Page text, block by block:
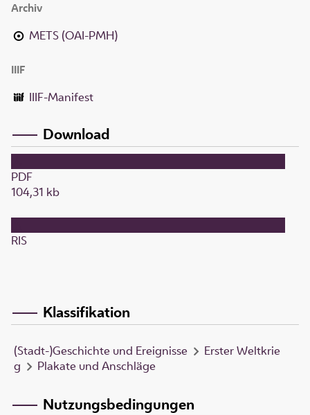
Archiv
METS (OAI-PMH)
IIIF
IIIF-Manifest
Download
PDF
104,31 kb
RIS
Klassifikation
(Stadt-)Geschichte und Ereignisse
Erster Weltkrie
g
Plakate und Anschläge
Nutzungsbedingungen